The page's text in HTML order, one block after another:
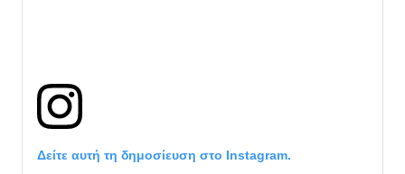
Δείτε αυτή τη δημοσίευση στο Instagram.